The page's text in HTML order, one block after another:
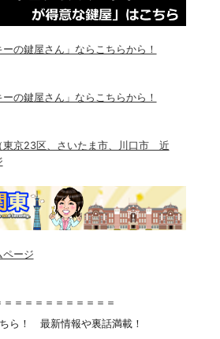
ーの鍵屋さん」ならこちらから！
ーの鍵屋さん」ならこちらから！
京23区、さいたま市、川口市 近
ページ
＝＝＝＝＝＝＝＝＝＝
ら！ 最新情報や裏話満載！